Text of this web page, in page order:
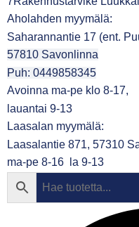
Aholahden myymälä:
Saharannantie 17 (ent.
57810 Savonlinna
Puh: 0449858345
Avoinna ma-pe klo 8-17,
lauantai 9-13
Laasalan myymälä:
Laasalantie 871, 57310
ma-pe 8-16 la 9-13